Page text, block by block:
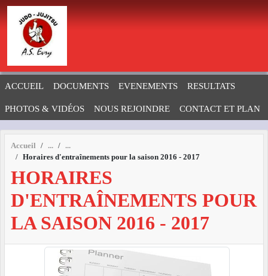
ACCUEIL DOCUMENTS EVENEMENTS RESULTATS
PHOTOS & VIDÉOS NOUS REJOINDRE CONTACT ET PLAN
Accueil
Horaires d'entraînements pour la saison 2016 - 2017
HORAIRES
D'ENTRAÎNEMENTS POUR
LA SAISON 2016 - 2017
Panneau de gestion des cookies